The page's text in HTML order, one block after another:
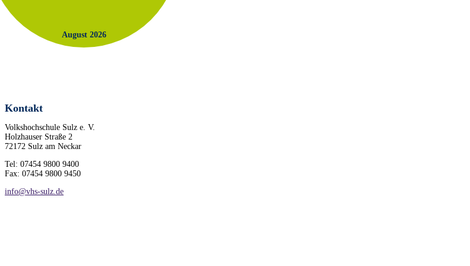
August 2026
Kontakt
Volkshochschule Sulz e. V.
Holzhauser Straße 2
72172 Sulz am Neckar
Tel: 07454 9800 9400
Fax: 07454 9800 9450
info@vhs-sulz.de